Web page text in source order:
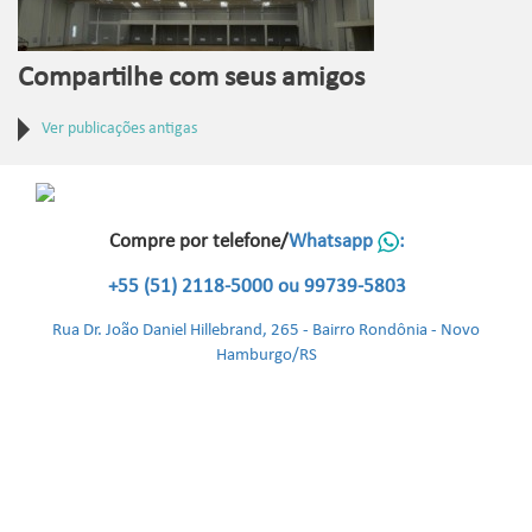
Compartilhe com seus amigos
Ver publicações antigas
Compre por telefone/Whatsapp :
+55 (51) 2118-5000 ou 99739-5803
Rua Dr. João Daniel Hillebrand, 265 - Bairro Rondônia - Novo
Hamburgo/RS